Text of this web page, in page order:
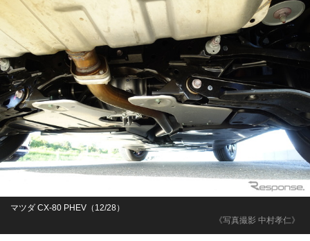
《写真撮影 中村孝仁》
マツダ CX-80 PHEV（12/28）